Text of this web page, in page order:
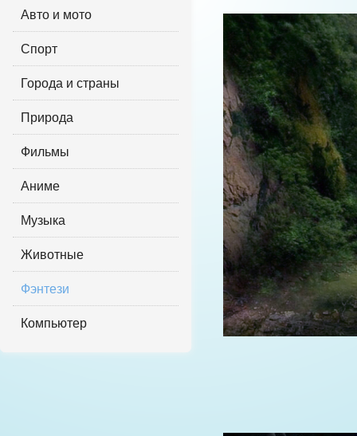
Авто и мото
Спорт
Города и страны
Природа
Фильмы
Аниме
Музыка
Животные
Фэнтези
Компьютер